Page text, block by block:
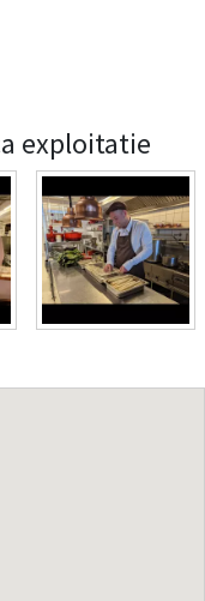
exploitatie